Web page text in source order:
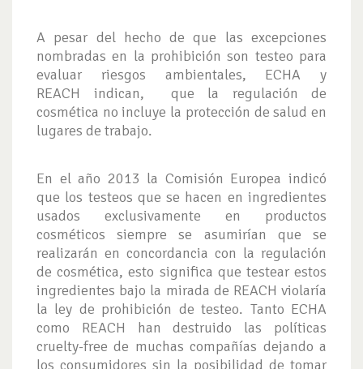
A pesar del hecho de que las excepciones
nombradas en la prohibición son testeo para
evaluar riesgos ambientales, ECHA y
REACH indican, que la regulación de
cosmética no incluye la protección de salud en
lugares de trabajo.
En el año 2013 la Comisión Europea indicó
que los testeos que se hacen en ingredientes
usados exclusivamente en productos
cosméticos siempre se asumirían que se
realizarán en concordancia con la regulación
de cosmética, esto significa que testear estos
ingredientes bajo la mirada de REACH violaría
la ley de prohibición de testeo. Tanto ECHA
como REACH han destruido las políticas
cruelty-free de muchas compañías dejando a
los consumidores sin la posibilidad de tomar